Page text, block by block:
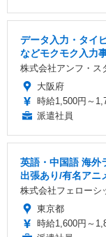
データ入力・タイ
などモクモク入力
株式会社アンフ・ス
大阪府
時給1,500円～
派遣社員
英語・中国語 海外
出張あり/有名アニ
株式会社フェローシ
東京都
時給1,600円～